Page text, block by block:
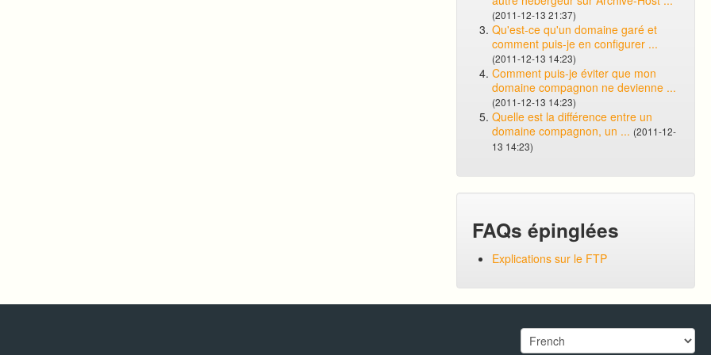
(2011-12-13 21:37)
Qu'est-ce qu'un domaine garé et
comment puis-je en configurer ...
(2011-12-13 14:23)
Comment puis-je éviter que mon
domaine compagnon ne devienne ...
(2011-12-13 14:23)
Quelle est la différence entre un
domaine compagnon, un ... (2011-12-
13 14:23)
FAQs épinglées
Explications sur le FTP